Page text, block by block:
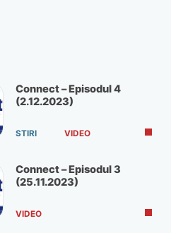
Connect – Episodul 4
(2.12.2023)
STIRI VIDEO
Connect – Episodul 3
(25.11.2023)
VIDEO